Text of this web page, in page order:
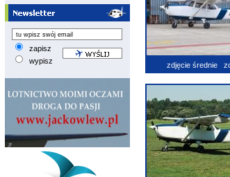
zapisz
wypisz
zdjęcie średnie